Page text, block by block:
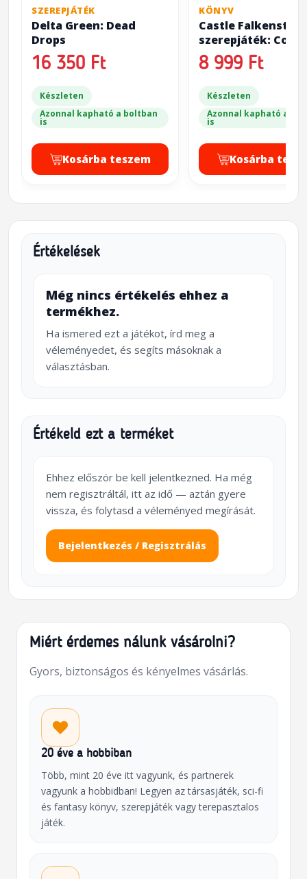
SZEREPJÁTÉK
Delta Green: Dead
Drops
16 350 Ft
Készleten
Azonnal kapható a boltban
is
Kosárba teszem
KÖNYV
Castle Falkenstein
szerepjáték:
Faut
8 999 Ft
Készleten
Azonnal kapható a
is
Kosárba
Értékelések
Még nincs értékelés ehhez a
termékhez.
Ha ismered ezt a játékot, írd meg a
véleményedet, és segíts másoknak a
választásban.
Értékeld ezt a terméket
Ehhez először be kell jelentkezned. Ha még
nem regisztráltál, itt az idő — aztán gyere
vissza, és folytasd a véleményed megírását.
Bejelentkezés / Regisztrálás
Miért érdemes nálunk vásárolni?
Gyors, biztonságos és kényelmes vásárlás.
20 éve a hobbiban
Több, mint 20 éve itt vagyunk, és partnerek
vagyunk a hobbidban! Legyen az társasjáték, sci-fi
és fantasy könyv, szerepjáték vagy terepasztalos
játék.